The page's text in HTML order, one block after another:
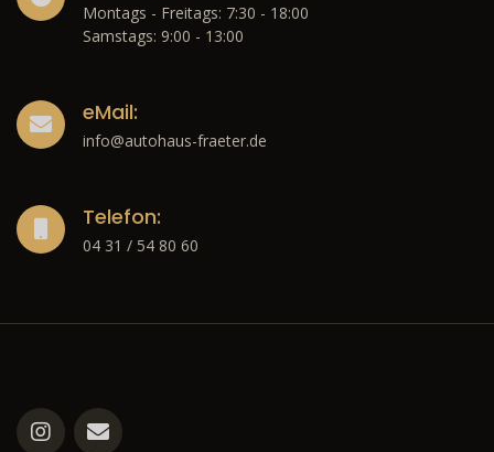
Montags - Freitags: 7:30 - 18:00
Samstags: 9:00 - 13:00
eMail:
info@autohaus-fraeter.de
Telefon:
04 31 / 54 80 60